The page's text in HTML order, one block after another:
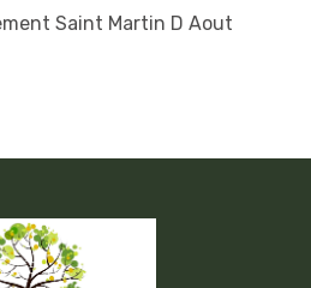
Saint Martin D Aout